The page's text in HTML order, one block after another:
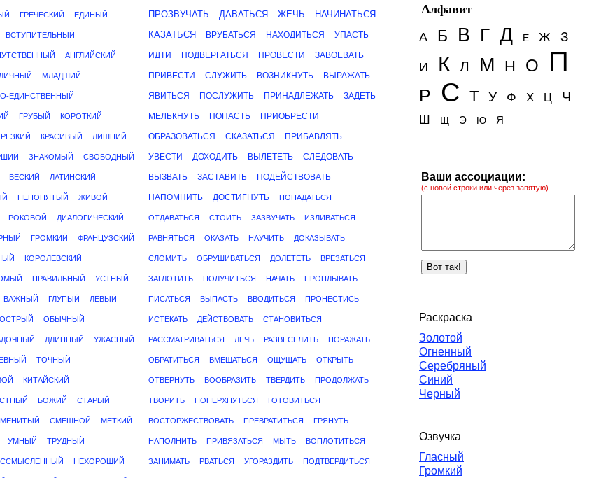
ГРЕЧЕСКИЙ ЕДИНЫЙ
ВСТУПИТЕЛЬНЫЙ
АНГЛИЙСКИЙ
МЛАДШИЙ
ЕДИНСТВЕННЫЙ
ГРУБЫЙ КОРОТКИЙ
РЕЗКИЙ КРАСИВЫЙ ЛИШНИЙ
ЗНАКОМЫЙ СВОБОДНЫЙ
ВЕСКИЙ ЛАТИНСКИЙ
НЕПОНЯТЫЙ ЖИВОЙ
РОКОВОЙ ДИАЛОГИЧЕСКИЙ
ГРОМКИЙ ФРАНЦУЗСКИЙ
КОРОЛЕВСКИЙ
ПРАВИЛЬНЫЙ УСТНЫЙ
ВАЖНЫЙ ГЛУПЫЙ ЛЕВЫЙ
ОСТРЫЙ ОБЫЧНЫЙ
ДЛИННЫЙ УЖАСНЫЙ
ТОЧНЫЙ
КИТАЙСКИЙ
БОЖИЙ СТАРЫЙ
СМЕШНОЙ МЕТКИЙ
УМНЫЙ ТРУДНЫЙ
НЕХОРОШИЙ
ПРОЗВУЧАТЬ
ДАВАТЬСЯ ЖЕЧЬ
НАЧИНАТЬСЯ
КАЗАТЬСЯ
ВРУБАТЬСЯ НАХОДИТЬСЯ УПАСТЬ
ИДТИ ПОДВЕРГАТЬСЯ ПРОВЕСТИ ЗАВОЕВАТЬ
ПРИВЕСТИ СЛУЖИТЬ ВОЗНИКНУТЬ ВЫРАЖАТЬ
ЯВИТЬСЯ ПОСЛУЖИТЬ ПРИНАДЛЕЖАТЬ ЗАДЕТЬ
МЕЛЬКНУТЬ ПОПАСТЬ ПРИОБРЕСТИ
ОБРАЗОВАТЬСЯ СКАЗАТЬСЯ ПРИБАВЛЯТЬ
УВЕСТИ ДОХОДИТЬ ВЫЛЕТЕТЬ СЛЕДОВАТЬ
ВЫЗВАТЬ ЗАСТАВИТЬ ПОДЕЙСТВОВАТЬ
НАПОМНИТЬ ДОСТИГНУТЬ ПОПАДАТЬСЯ
ОТДАВАТЬСЯ СТОИТЬ ЗАЗВУЧАТЬ ИЗЛИВАТЬСЯ
РАВНЯТЬСЯ ОКАЗАТЬ НАУЧИТЬ ДОКАЗЫВАТЬ
СЛОМИТЬ ОБРУШИВАТЬСЯ ДОЛЕТЕТЬ ВРЕЗАТЬСЯ
ЗАГЛОТИТЬ ПОЛУЧИТЬСЯ НАЧАТЬ ПРОПЛЫВАТЬ
ПИСАТЬСЯ ВЫПАСТЬ ВВОДИТЬСЯ ПРОНЕСТИСЬ
ИСТЕКАТЬ ДЕЙСТВОВАТЬ СТАНОВИТЬСЯ
РАССМАТРИВАТЬСЯ ЛЕЧЬ РАЗВЕСЕЛИТЬ ПОРАЖАТЬ
ОБРАТИТЬСЯ ВМЕШАТЬСЯ ОЩУЩАТЬ ОТКРЫТЬ
ОТВЕРНУТЬ ВООБРАЗИТЬ ТВЕРДИТЬ ПРОДОЛЖАТЬ
ТВОРИТЬ ПОПЕРХНУТЬСЯ ГОТОВИТЬСЯ
ВОСТОРЖЕСТВОВАТЬ ПРЕВРАТИТЬСЯ ГРЯНУТЬ
НАПОЛНИТЬ ПРИВЯЗАТЬСЯ МЫТЬ ВОПЛОТИТЬСЯ
ЗАНИМАТЬ РВАТЬСЯ УГОРАЗДИТЬ ПОДТВЕРДИТЬСЯ
Алфавит
А
Б В Г Д Е Ж З
И К Л М Н О П
Р С Т У Ф Х Ц Ч
Ш Щ Э Ю Я
Ваши ассоциации:
(с новой строки или через запятую)
Раскраска
Золотой
Огненный
Серебряный
Синий
Черный
Озвучка
Гласный
Громкий